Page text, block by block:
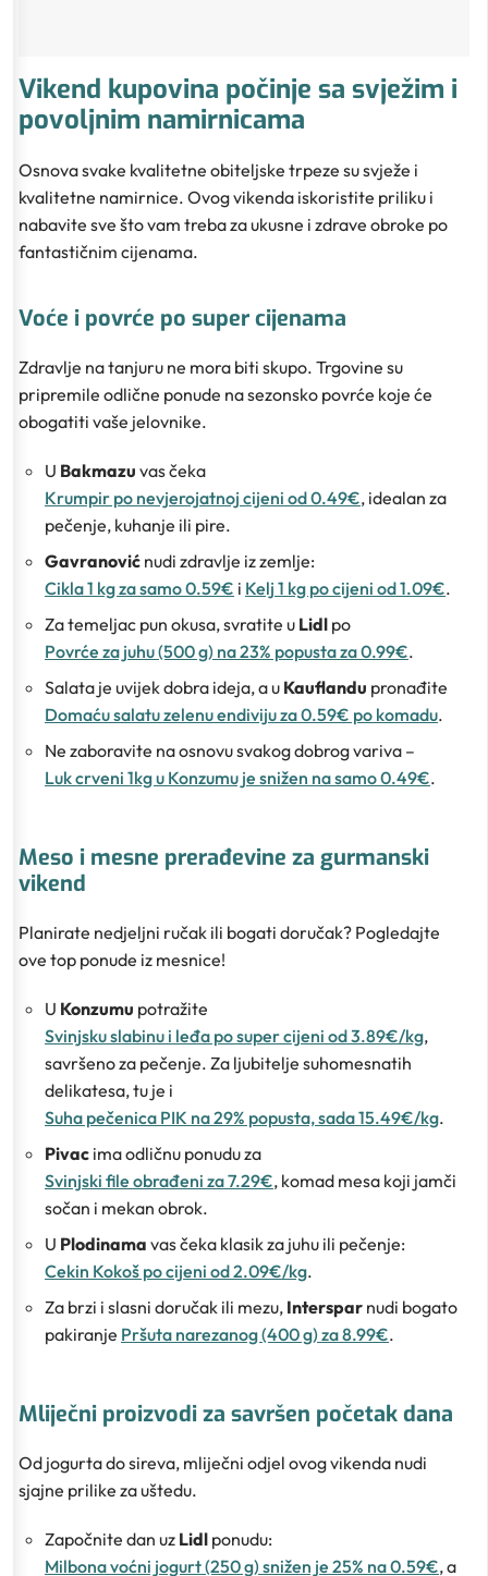
Vikend kupovina počinje sa svježim i
povoljnim namirnicama
Osnova svake kvalitetne obiteljske trpeze su svježe i
kvalitetne namirnice. Ovog vikenda iskoristite priliku i
nabavite sve što vam treba za ukusne i zdrave obroke po
fantastičnim cijenama.
Voće i povrće po super cijenama
Zdravlje na tanjuru ne mora biti skupo. Trgovine su
pripremile odlične ponude na sezonsko povrće koje će
obogatiti vaše jelovnike.
U Bakmazu vas čeka
Krumpir po nevjerojatnoj cijeni od 0.49€, idealan za
pečenje, kuhanje ili pire.
Gavranović nudi zdravlje iz zemlje:
Cikla 1 kg za samo 0.59€ i Kelj 1 kg po cijeni od 1.09€.
Za temeljac pun okusa, svratite u Lidl po
Povrće za juhu (500 g) na 23% popusta za 0.99€.
Salata je uvijek dobra ideja, a u Kauflandu pronađite
Domaću salatu zelenu endiviju za 0.59€ po komadu.
Ne zaboravite na osnovu svakog dobrog variva –
Luk crveni 1kg u Konzumu je snižen na samo 0.49€.
Meso i mesne prerađevine za gurmanski
vikend
Planirate nedjeljni ručak ili bogati doručak? Pogledajte
ove top ponude iz mesnice!
U Konzumu potražite
Svinjsku slabinu i leđa po super cijeni od 3.89€/kg,
savršeno za pečenje. Za ljubitelje suhomesnatih
delikatesa, tu je i
Suha pečenica PIK na 29% popusta, sada 15.49€/kg.
Pivac ima odličnu ponudu za
Svinjski file obrađeni za 7.29€, komad mesa koji jamči
sočan i mekan obrok.
U Plodinama vas čeka klasik za juhu ili pečenje:
Cekin Kokoš po cijeni od 2.09€/kg.
Za brzi i slasni doručak ili mezu, Interspar nudi bogato
pakiranje Pršuta narezanog (400 g) za 8.99€.
Mliječni proizvodi za savršen početak dana
Od jogurta do sireva, mliječni odjel ovog vikenda nudi
sjajne prilike za uštedu.
Započnite dan uz Lidl ponudu:
Milbona voćni jogurt (250 g) snižen je 25% na 0.59€, a